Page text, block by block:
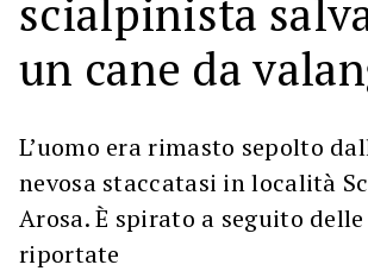
scialpinista
un cane da
L’uomo era rimasto sepolto
nevosa staccatasi in località
Arosa. È spirato a seguito
riportate